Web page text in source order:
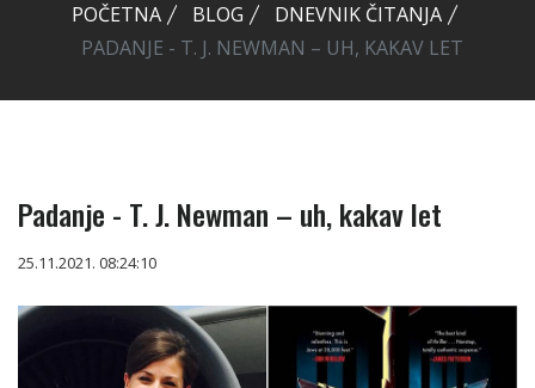
POČETNA BLOG
DNEVNIK ČITANJA
PADANJE - T. J. NEWMAN – UH, KAKAV LET
Padanje - T. J. Newman – uh, kakav let
25.11.2021. 08:24:10